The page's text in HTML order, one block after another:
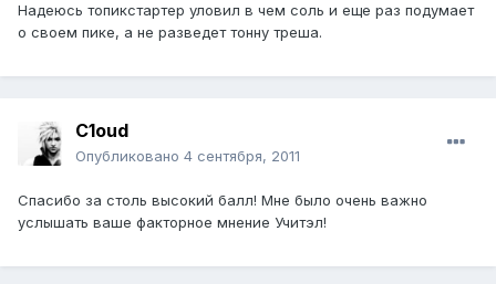
Надеюсь топикстартер уловил в чем соль и еще раз подумает
о своем пике, а не разведет тонну треша.
C1oud
Опубликовано 4 сентября, 2011
Спасибо за столь высокий балл! Мне было очень важно
услышать ваше факторное мнение Учитэл!